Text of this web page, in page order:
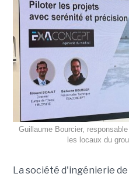
Guillaume Bourcier,
les locaux du
La société d'ingénierie